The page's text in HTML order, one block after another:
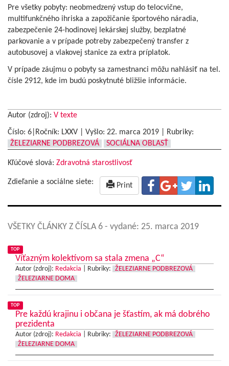
Pre všetky pobyty: neobmedzený vstup do telocvične,
multifunkčného ihriska a zapožičanie športového náradia,
zabezpečenie 24-hodinovej lekárskej služby, bezplatné
parkovanie a v prípade potreby zabezpečený transfer z
autobusovej a vlakovej stanice za extra príplatok.
V prípade záujmu o pobyty sa zamestnanci môžu nahlásiť na tel.
čísle 2912, kde im budú poskytnuté bližšie informácie.
Autor (zdroj): V texte
Číslo: 6|Ročník: LXXV | Vyšlo: 22. marca 2019
Rubriky:
ŽELEZIARNE PODBREZOVÁ
SOCIÁLNA OBLASŤ
Kľúčové slová: Zdravotná starostlivosť
Zdieľanie a sociálne siete: Print
VŠETKY ČLÁNKY Z ČÍSLA 6 - vydané: 25. marca 2019
TOP
Víťazným kolektívom sa stala zmena „C“
Autor (zdroj): Redakcia Rubriky:
ŽELEZIARNE PODBREZOVÁ
ŽELEZIARNE DOMA
TOP
Pre každú krajinu i občana je šťastím, ak má dobrého
prezidenta
Autor (zdroj): Redakcia Rubriky:
ŽELEZIARNE PODBREZOVÁ
ŽELEZIARNE DOMA